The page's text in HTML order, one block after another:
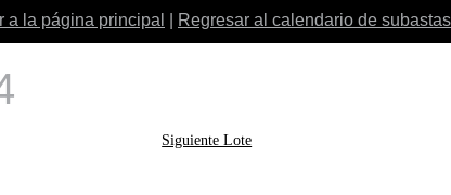
Ir a la página principal Regresar al calendario de subastas
Siguiente Lote